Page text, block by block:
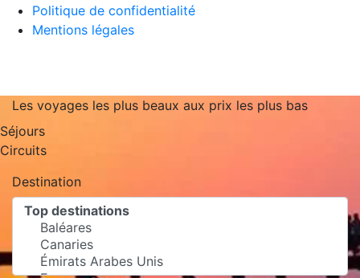
Politique de confidentialité
Mentions légales
Les voyages les plus beaux aux prix les plus bas
Séjours
Circuits
Destination